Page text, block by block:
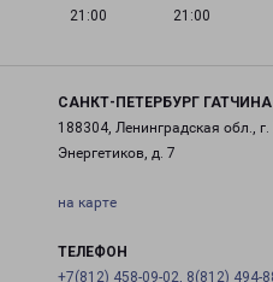
21:00
21:00
САНКТ-ПЕТЕРБУРГ ГАТЧИНА
188304, Ленинградская обл.,
Энергетиков, д. 7
на карте
ТЕЛЕФОН
+7(812) 458-09-02, 8(812) 494-